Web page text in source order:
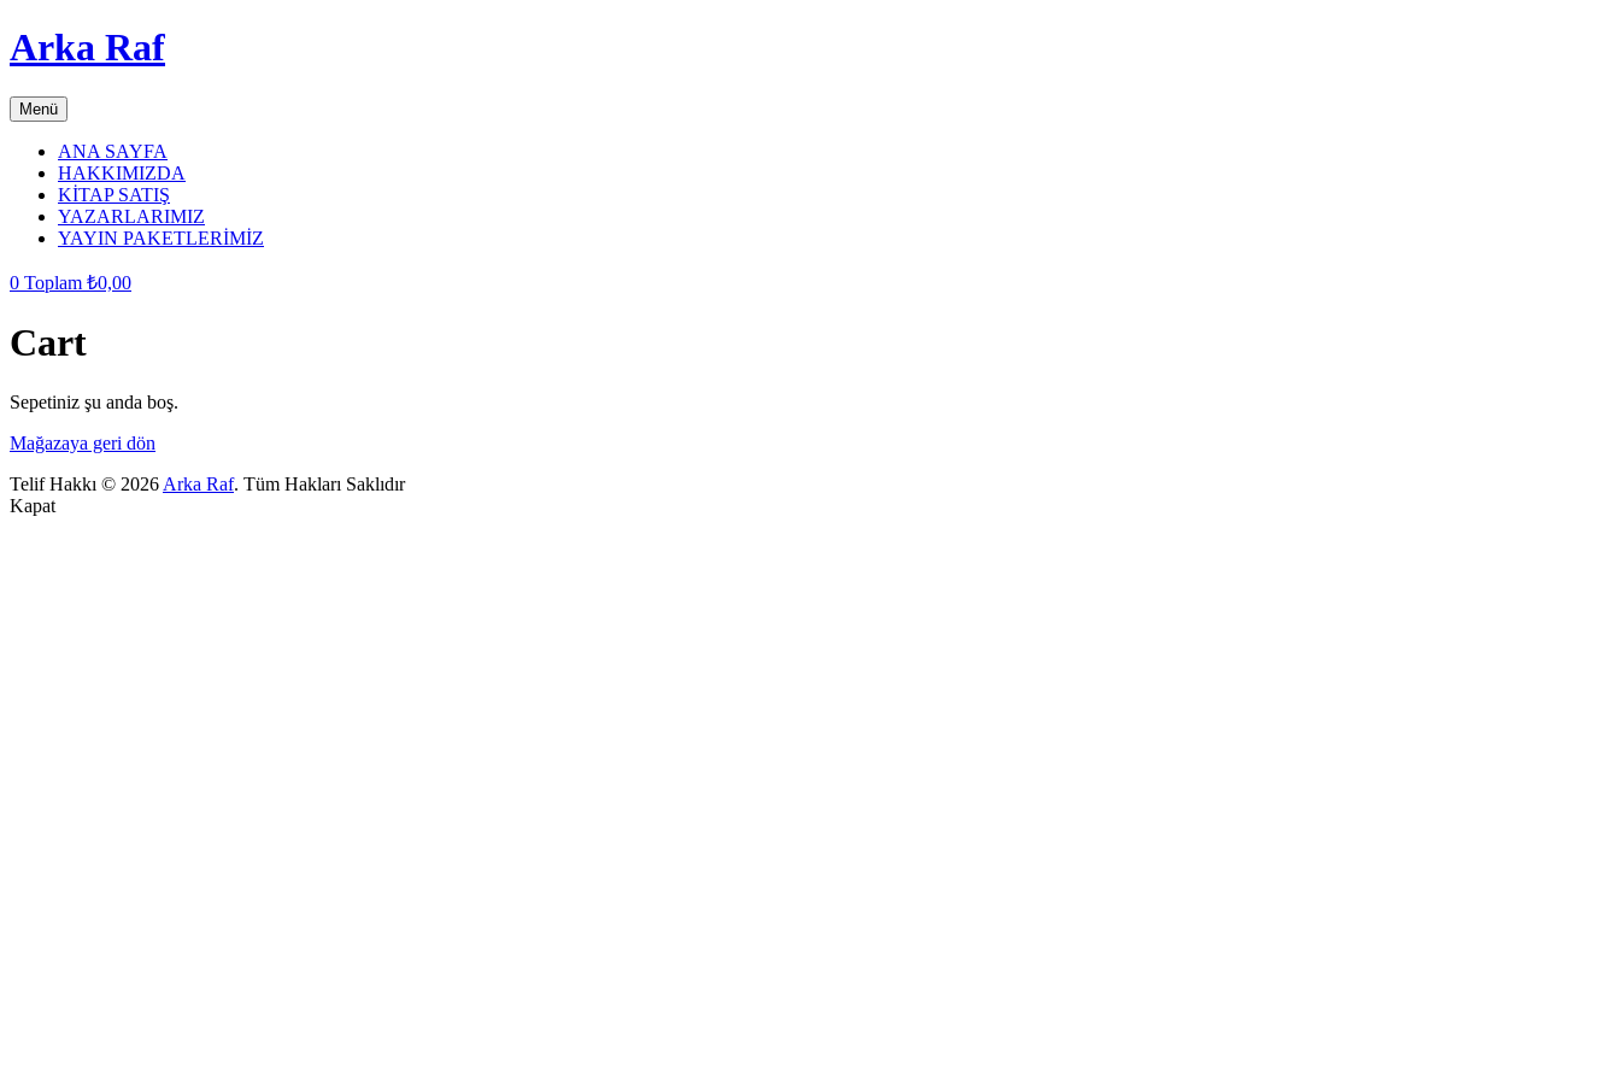
Arka Raf
Menü
ANA SAYFA
HAKKIMIZDA
KİTAP SATIŞ
YAZARLARIMIZ
YAYIN PAKETLERİMİZ
0 Toplam ₺0,00
Cart
Sepetiniz şu anda boş.
Mağazaya geri dön
Telif Hakkı © 2026 Arka Raf. Tüm Hakları Saklıdır
Kapat